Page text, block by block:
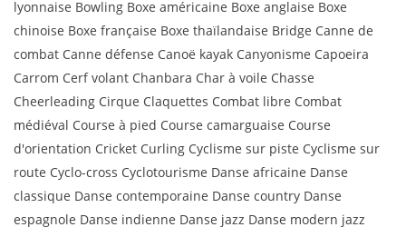
lyonnaise Bowling Boxe américaine Boxe anglaise Boxe
chinoise Boxe française Boxe thaïlandaise Bridge Canne de
combat Canne défense Canoë kayak Canyonisme Capoeira
Carrom Cerf volant Chanbara Char à voile Chasse
Cheerleading Cirque Claquettes Combat libre Combat
médiéval Course à pied Course camarguaise Course
d'orientation Cricket Curling Cyclisme sur piste Cyclisme sur
route Cyclo-cross Cyclotourisme Danse africaine Danse
classique Danse contemporaine Danse country Danse
espagnole Danse indienne Danse jazz Danse modern jazz